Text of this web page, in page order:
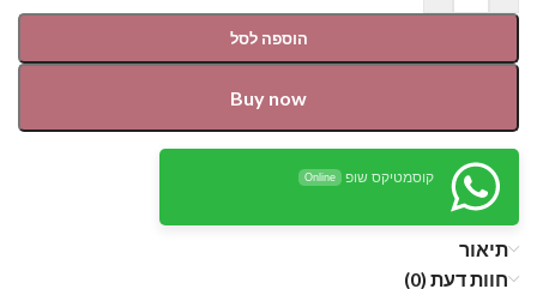
הוספה לסל
Buy now
קוסמטיקס שופ Online
תיאור
חוות דעת (0)